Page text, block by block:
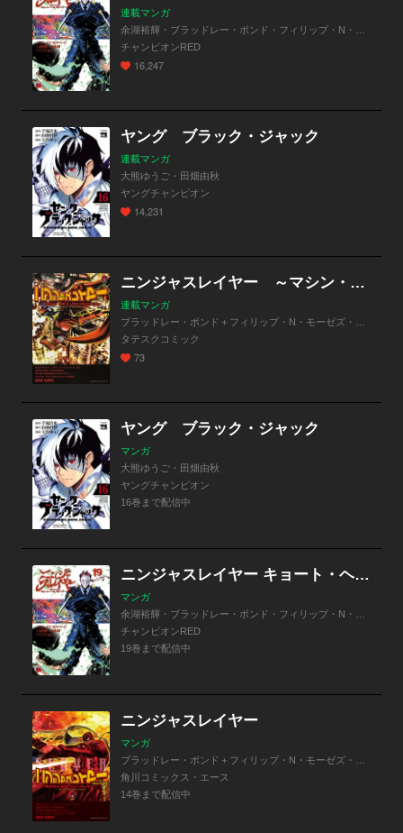
連載マンガ
チャンピオンRED
16,247
ヤング ブラック・ジャック
連載マンガ
大熊ゆうご・田畑由秋
ヤングチャンピオン
14,231
ニンジャスレイヤー ～マシン・オブ・ヴェンジェンス～【タテスク】
連載マンガ
タテスクコミック
73
ヤング ブラック・ジャック
マンガ
大熊ゆうご・田畑由秋
ヤングチャンピオン
16巻まで配信中
ニンジャスレイヤー キョート・ヘル・オン・アース
マンガ
チャンピオンRED
19巻まで配信中
ニンジャスレイヤー
マンガ
角川コミックス・エース
14巻まで配信中